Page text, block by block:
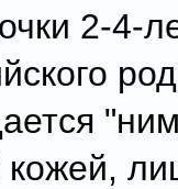
2-4-
кожей,